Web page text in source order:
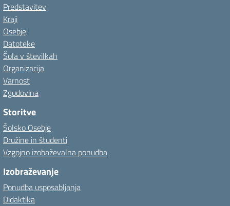
Predstavitev
Kraji
Osebje
Datoteke
Šola v številkah
Organizacija
Varnost
Zgodovina
Storitve
Šolsko Osebje
Družine in študenti
Vzgojno izobaževalna ponudba
Izobraževanje
Ponudba usposabljanja
Didaktika